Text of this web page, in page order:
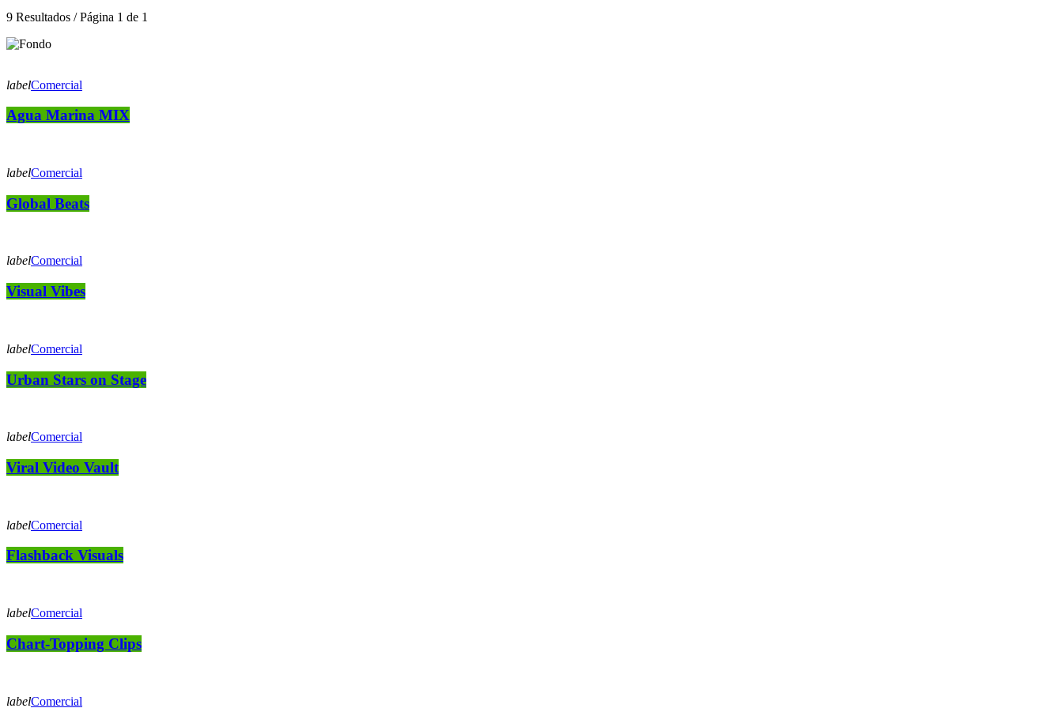
9 Resultados / Página 1 de 1
labelComercial
Agua Marina MIX
labelComercial
Global Beats
labelComercial
Visual Vibes
labelComercial
Urban Stars on Stage
labelComercial
Viral Video Vault
labelComercial
Flashback Visuals
labelComercial
Chart-Topping Clips
labelComercial